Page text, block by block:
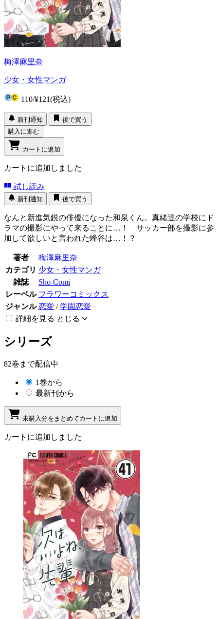
梅澤麻里奈
少女・女性マンガ
110/¥121(税込)
新刊通知
後で買う
購入に進む
カートに追加
カートに追加しました
試し読み
新刊通知 後で買う
なんと新進気鋭の俳優になった和泉くん。真緒達の学校にド
ラマの撮影にやって来ることに…！ サッカー部を撮影に参
加して欲しいと言われた蜂谷は…！？
著者
梅澤麻里奈
カテゴリ 少女・女性マンガ
雑誌
Sho-Comi
レーベル フラワーコミックス
ジャンル 恋愛 /学園恋愛
詳細を見る とじる
シリーズ
82巻まで配信中
1巻から
最新刊から
未購入分をまとめてカートに追加
カートに追加しました